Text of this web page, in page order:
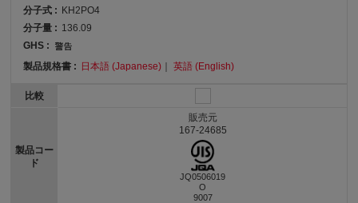
分子式 : KH2PO4
分子量 : 136.09
GHS :
製品規格書 :
日本語 (Japanese) ｜英語 (English)
比較
製品コー
ド
販売元
167-24685
JQ0506019
O
9007